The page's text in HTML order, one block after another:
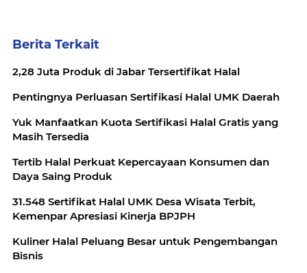
Berita Terkait
2,28 Juta Produk di Jabar Tersertifikat Halal
Pentingnya Perluasan Sertifikasi Halal UMK Daerah
Yuk Manfaatkan Kuota Sertifikasi Halal Gratis yang
Masih Tersedia
Tertib Halal Perkuat Kepercayaan Konsumen dan
Daya Saing Produk
31.548 Sertifikat Halal UMK Desa Wisata Terbit,
Kemenpar Apresiasi Kinerja BPJPH
Kuliner Halal Peluang Besar untuk Pengembangan
Bisnis